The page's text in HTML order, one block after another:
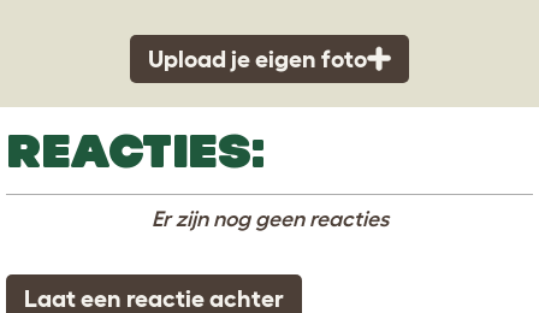
Upload je eigen foto
REACTIES:
Er zijn nog geen reacties
Laat een reactie achter